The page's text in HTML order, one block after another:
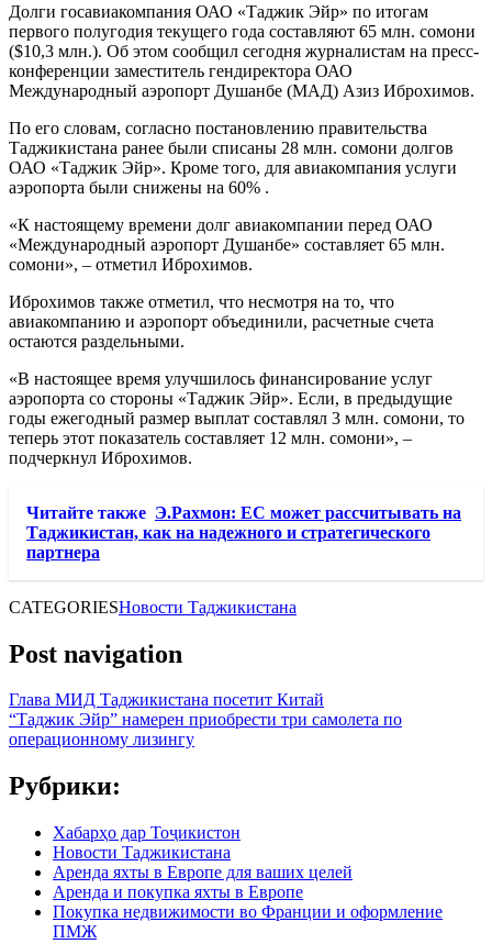
Долги госавиакомпания ОАО «Таджик Эйр» по итогам
первого полугодия текущего года составляют 65 млн. сомони
($10,3 млн.). Об этом сообщил сегодня журналистам на пресс-
конференции заместитель гендиректора ОАО
Международный аэропорт Душанбе (МАД) Азиз Иброхимов.
По его словам, согласно постановлению правительства
Таджикистана ранее были списаны 28 млн. сомони долгов
ОАО «Таджик Эйр». Кроме того, для авиакомпания услуги
аэропорта были снижены на 60% .
«К настоящему времени долг авиакомпании перед ОАО
«Международный аэропорт Душанбе» составляет 65 млн.
сомони», – отметил Иброхимов.
Иброхимов также отметил, что несмотря на то, что
авиакомпанию и аэропорт объединили, расчетные счета
остаются раздельными.
«В настоящее время улучшилось финансирование услуг
аэропорта со стороны «Таджик Эйр». Если, в предыдущие
годы ежегодный размер выплат составлял 3 млн. сомони, то
теперь этот показатель составляет 12 млн. сомони», –
подчеркнул Иброхимов.
Читайте также Э.Рахмон: ЕС может рассчитывать на
Таджикистан, как на надежного и стратегического
партнера
CATEGORIESНовости Таджикистана
Post navigation
Глава МИД Таджикистана посетит Китай
“Таджик Эйр” намерен приобрести три самолета по
операционному лизингу
Рубрики:
Хабарҳо дар Тоҷикистон
Новости Таджикистана
Аренда яхты в Европе для ваших целей
Аренда и покупка яхты в Европе
Покупка недвижимости во Франции и оформление
ПМЖ